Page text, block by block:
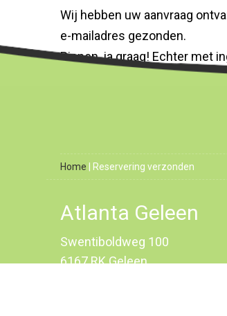
Wij hebben uw aanvraag
e-mailadres gezonden.
Pinnen, ja graag! Echter met
Home Reservering verzonden
Atlanta Geleen
Swentiboldweg 100
6167 RK Geleen